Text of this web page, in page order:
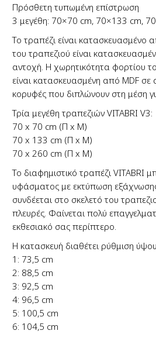
Πρόσθετη τυπωμένη επίστρωση
3 μεγέθη: 70×70 cm, 70×133 cm,
Το τραπέζι είναι κατασκευασμένο
του τραπεζιού είναι
αντοχή. Η χωρητικότητα φορτίου
είναι κατασκευασμένη από MDF
κορυφές που διπλώνουν στη μέση
Τρία μεγέθη τραπεζιών VITABRI V3:
70 x 70 cm (Π x Μ)
70 x 133 cm (Π x Μ)
70 x 260 cm (Π x Μ)
Το διαφημιστικό τραπέζι VITABRI
υφάσματος με εκτύπωση
συνδέεται στο σκελετό του
πλευρές. Φαίνεται πολύ
εκθεσιακό σας περίπτερο.
Η κατασκευή διαθέτει ρύθμιση
1: 73,5 cm
2: 88,5 cm
3: 92,5 cm
4: 96,5 cm
5: 100,5 cm
6: 104,5 cm